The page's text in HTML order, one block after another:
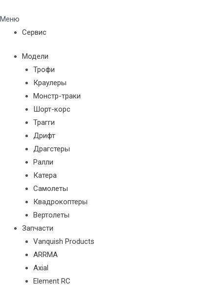
Меню
Сервис
Модели
Трофи
Краулеры
Монстр-траки
Шорт-корс
Трагги
Дрифт
Драгстеры
Ралли
Катера
Самолеты
Квадрокоптеры
Вертолеты
Запчасти
Vanquish Products
ARRMA
Axial
Element RC